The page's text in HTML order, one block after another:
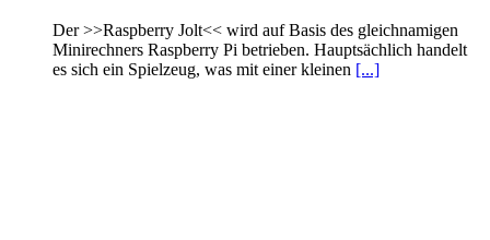
Der >>Raspberry Jolt<< wird auf Basis des gleichnamigen
Minirechners Raspberry Pi betrieben. Hauptsächlich handelt
es sich ein Spielzeug, was mit einer kleinen [...]